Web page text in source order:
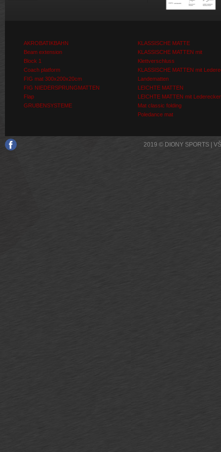
AKROBATIKBAHN
Beam extension
Block 1
Coach platform
FIG mat 300x200x20cm
FIG NIEDERSPRUNGMATTEN
Flap
GRUBENSYSTEME
KLASSISCHE MATTE
KLASSISCHE MATTEN mit
Klettverschluss
KLASSISCHE MATTEN mit
Landematten
LEICHTE MATTEN
LEICHTE MATTEN mit
Mat classic folding
Poledance mat
2019 © DIONY SPORTS |